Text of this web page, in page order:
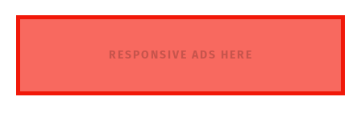
RESPONSIVE ADS HERE